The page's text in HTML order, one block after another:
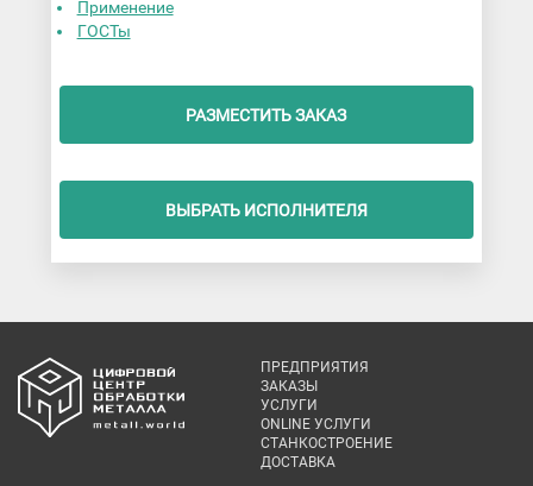
Применение
ГОСТы
РАЗМЕСТИТЬ ЗАКАЗ
ВЫБРАТЬ ИСПОЛНИТЕЛЯ
ПРЕДПРИЯТИЯ
ЗАКАЗЫ
УСЛУГИ
ONLINE УСЛУГИ
СТАНКОСТРОЕНИЕ
ДОСТАВКА